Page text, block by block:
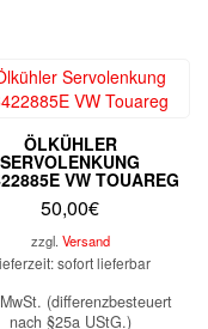
ÖLKÜHLER
SERVOLENKUNG
VW TOUAREG
50,00€
zzgl. Versand
sofort lieferbar
(differenzbesteuert
nach §25a UStG.)